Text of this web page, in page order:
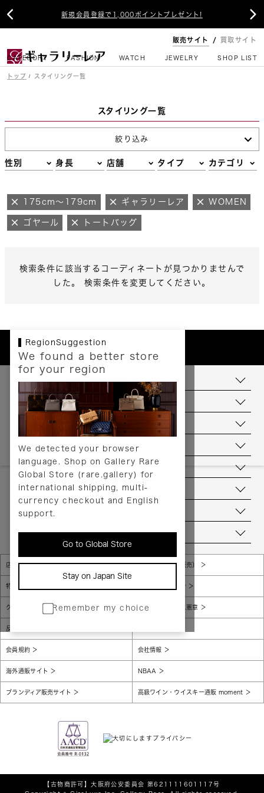
新規会員登録で1,000ポイントプレゼント!
 
販売サイト 買取サイト
CATEGORY FASHION WATCH JEWELRY SHOP LIST
トップ スタイリング一覧
スタイリング一覧
絞り込み
性別 身長 店舗 タイプ カテゴリ
175cm～179cm ギャラリーレア WOMEN
ゴヤール トートバッグ
検索条件に該当するコーディネートが見つかりませんで
した。 検索条件を変更してください。
RegionSuggestion
We found a better store
for your region
We detected your browser
language. Shop on Gallery Rare
Global Store (rare.gallery) for
international shipping, multi-
currency checkout and English
support.
Go to Global Store
Stay on Japan Site
Remember my choice
お支払いについて
配送について
送料について
返品について
ヘルプ
お問い合わせ
当店について
店舗一覧 販売規約（店頭販売）
特定商取引法に基づく表示 個人情報保護方針
グローバルプライバシーポリシー コンプライアンス憲章
反社会的勢力に対する基本方針
会員規約 会社情報
海外通販サイト NBAA
ブランディア販売サイト 高級ワイン・ウイスキー通販 moment
【古物商許可】大阪府公安委員会 第621111601117号